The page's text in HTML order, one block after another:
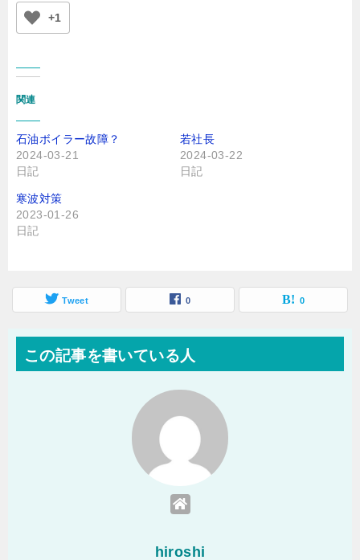
+1
関連
石油ボイラー故障？
2024-03-21
日記
若社長
2024-03-22
日記
寒波対策
2023-01-26
日記
Tweet 0 0
この記事を書いている人
hiroshi